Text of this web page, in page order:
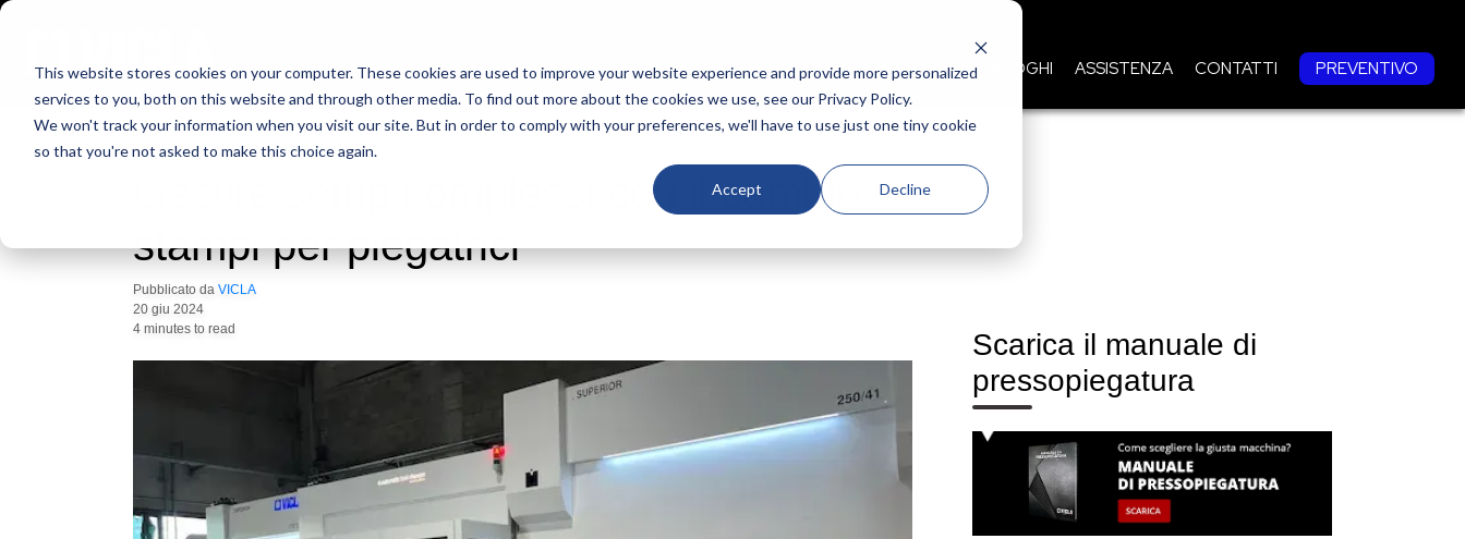
This website stores cookies on your computer. These cookies are used to improve your website experience and provide more personalized
services to you, both on this website and through other media. To find out more about the cookies we use, see our Privacy Policy.
We won't track your information when you visit our site. But in order to comply with your preferences, we'll have to use just one tiny cookie
so that you're not asked to make this choice again.
Accept Decline
PRESSE PIEGATRICI IMPIANTI SPECIALI CESOIE CATALOGHI ASSISTENZA CONTATTI PREVENTIVO
Gestire setup complessi con il cambio
stampi per piegatrici
Pubblicato da VICLA
20 giu 2024
4 minutes to read
Scarica il manuale di
pressopiegatura